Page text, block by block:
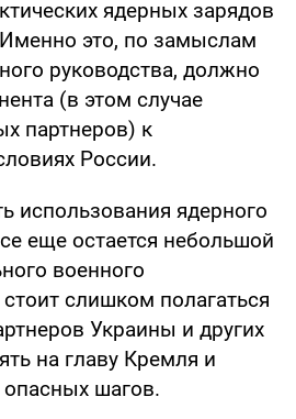
ядерных зарядов
это, по замыслам
руководства, должно
(в этом случае
партнеров) к
России.
использования ядерного
еще остается небольшой
военного
слишком полагаться
Украины и других
на главу Кремля и
опасных шагов.